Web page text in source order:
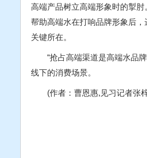
高端产品树立高端形象时的掣肘
帮助高端水在打响品牌形象后
关键所在。
“抢占高端渠道是高端水品牌
线下的消费场景。
(作者：曹恩惠,见习记者张